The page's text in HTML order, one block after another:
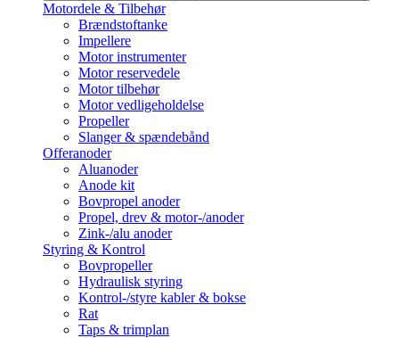
Motordele & Tilbehør
Brændstoftanke
Impellere
Motor instrumenter
Motor reservedele
Motor tilbehør
Motor vedligeholdelse
Propeller
Slanger & spændebånd
Offeranoder
Aluanoder
Anode kit
Bovpropel anoder
Propel, drev & motor-/anoder
Zink-/alu anoder
Styring & Kontrol
Bovpropeller
Hydraulisk styring
Kontrol-/styre kabler & bokse
Rat
Taps & trimplan